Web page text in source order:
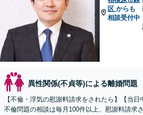
区 からも
相談受付中
異性関係(不貞等)による離婚問題
【不倫・浮気の慰謝料請求をされたら】【当日
不倫問題の相談は毎月100件以上、慰謝料請求